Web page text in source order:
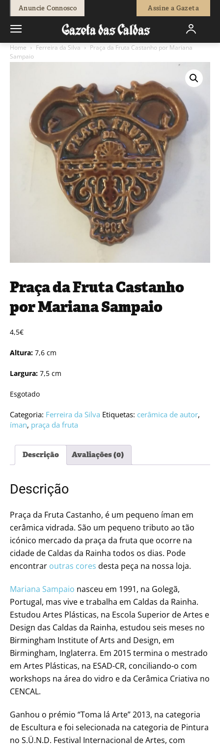
Anuncie Connosco Assine a Gazeta
Home Ferreira da Silva
Praça da Fruta Castanho por Mariana
Sampaio
Praça da Fruta Castanho
por Mariana Sampaio
4,5€
Altura: 7,6 cm
Largura: 7,5 cm
Esgotado
Categoria: Ferreira da Silva Etiquetas: cerâmica de autor,
íman, praça da fruta
Descrição Avaliações (0)
Descrição
Praça da Fruta Castanho, é um pequeno íman em
cerâmica vidrada. São um pequeno tributo ao tão
icónico mercado da praça da fruta que ocorre na
cidade de Caldas da Rainha todos os dias. Pode
encontrar outras cores desta peça na nossa loja.
Mariana Sampaio nasceu em 1991, na Golegã,
Portugal, mas vive e trabalha em Caldas da Rainha.
Estudou Artes Plásticas, na Escola Superior de Artes e
Design das Caldas da Rainha, estudou seis meses no
Birmingham Institute of Arts and Design, em
Birmingham, Inglaterra. Em 2015 termina o mestrado
em Artes Plásticas, na ESAD-CR, conciliando-o com
workshops na área do vidro e da Cerâmica Criativa no
CENCAL.
Ganhou o prémio “Toma lá Arte” 2013, na categoria
de Escultura e foi selecionada na categoria de Pintura
no S.Ü.N.D. Festival Internacional de Artes, com